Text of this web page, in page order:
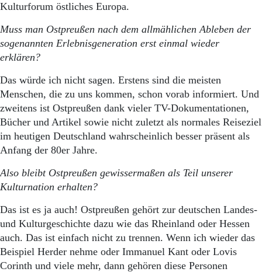
Kulturforum östliches Europa.
Muss man Ostpreußen nach dem allmählichen Ableben der
sogenannten Erlebnisgeneration erst einmal wieder
erklären?
Das würde ich nicht sagen. Erstens sind die meisten
Menschen, die zu uns kommen, schon vorab informiert. Und
zweitens ist Ostpreußen dank vieler TV-Dokumentationen,
Bücher und Artikel sowie nicht zuletzt als normales Reiseziel
im heutigen Deutschland wahrscheinlich besser präsent als
Anfang der 80er Jahre.
Also bleibt Ostpreußen gewissermaßen als Teil unserer
Kulturnation erhalten?
Das ist es ja auch! Ostpreußen gehört zur deutschen Landes-
und Kulturgeschichte dazu wie das Rheinland oder Hessen
auch. Das ist einfach nicht zu trennen. Wenn ich wieder das
Beispiel Herder nehme oder Immanuel Kant oder Lovis
Corinth und viele mehr, dann gehören diese Personen